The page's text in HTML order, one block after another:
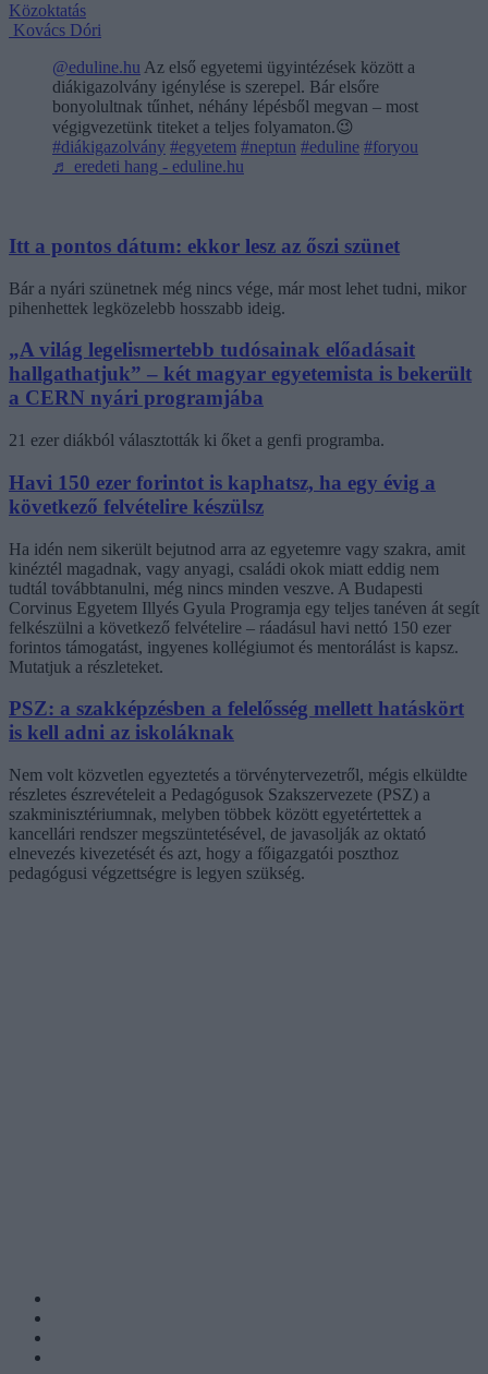
Közoktatás
Kovács Dóri
@eduline.hu Az első egyetemi ügyintézések között a
diákigazolvány igénylése is szerepel. Bár elsőre
bonyolultnak tűnhet, néhány lépésből megvan – most
végigvezetünk titeket a teljes folyamaton.😉
#diákigazolvány #egyetem #neptun #eduline #foryou
♬ eredeti hang - eduline.hu
Itt a pontos dátum: ekkor lesz az őszi szünet
Bár a nyári szünetnek még nincs vége, már most lehet tudni, mikor
pihenhettek legközelebb hosszabb ideig.
„A világ legelismertebb tudósainak előadásait
hallgathatjuk” – két magyar egyetemista is bekerült
a CERN nyári programjába
21 ezer diákból választották ki őket a genfi programba.
Havi 150 ezer forintot is kaphatsz, ha egy évig a
következő felvételire készülsz
Ha idén nem sikerült bejutnod arra az egyetemre vagy szakra, amit
kinéztél magadnak, vagy anyagi, családi okok miatt eddig nem
tudtál továbbtanulni, még nincs minden veszve. A Budapesti
Corvinus Egyetem Illyés Gyula Programja egy teljes tanéven át segít
felkészülni a következő felvételire – ráadásul havi nettó 150 ezer
forintos támogatást, ingyenes kollégiumot és mentorálást is kapsz.
Mutatjuk a részleteket.
PSZ: a szakképzésben a felelősség mellett hatáskört
is kell adni az iskoláknak
Nem volt közvetlen egyeztetés a törvénytervezetről, mégis elküldte
részletes észrevételeit a Pedagógusok Szakszervezete (PSZ) a
szakminisztériumnak, melyben többek között egyetértettek a
kancellári rendszer megszüntetésével, de javasolják az oktató
elnevezés kivezetését és azt, hogy a főigazgatói poszthoz
pedagógusi végzettségre is legyen szükség.